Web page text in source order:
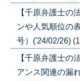
【千原弁護士
ンや人気順位の
号）('24/02/26)
【千原弁護士
アンス関連の漏